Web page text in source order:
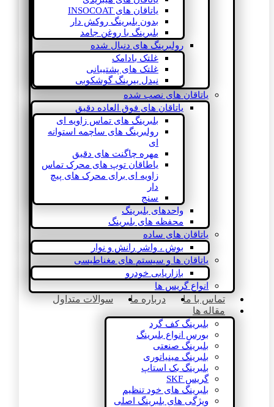
یاتاقان های INSOCOAT
بدون بلبرینگ روکش دار
بلبرینگ با روغن جامد
رولبرینگ های دنبال شده
غلتک بادامک
غلتک های پشتیبانی
نیدل بیرینگ گوشکوبی
یاتاقان های نصب شده
یاتاقان های فوق العاده دقیق
بلبرینگ های تماس زاویه ای
رولبرینگ های ساچمه استوانه
ای
مهره چاگنت های دقیق
یاطاقان توپ های محرک تماس
زاویه ای برای محرک های پیچ
دار
سنج
واحدهای بلبرینگ
محفظه های بلبرینگ
یاتاقان های ساده
بوش ، واشر رانش و نوار
یاتاقان ها و سیستم های مغناطیسی
بازاریابی خودرو
انواع گریس ها
تماس با ما درباره ما
سوالات متداول
مقاله ها
بلبرینگ کف گرد
بورس انواع بلبرینگ
بلبرینگ صنعتی
بلبرینگ مینیاتوری
بلبرینگ بک استاپ
گریس SKF
بلبرینگ های خود تنظیم
ویژگی های بلبرینگ اصلی